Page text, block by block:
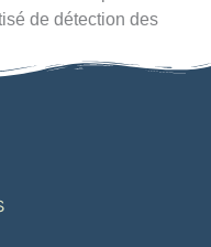
de détection des